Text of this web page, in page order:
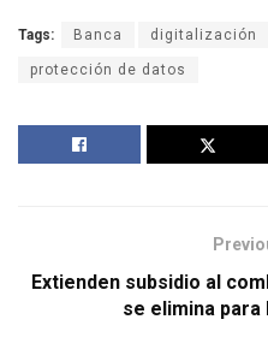
Tags: Banca digitalización
protección de datos
Extienden subsidio al
se elimina para